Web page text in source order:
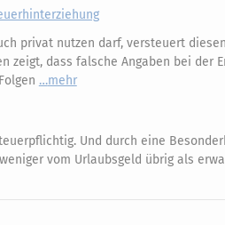
privat nutzen darf, versteuert
zeigt, dass falsche Angaben bei der
mehr
Und durch eine
vom Urlaubsgeld übrig als